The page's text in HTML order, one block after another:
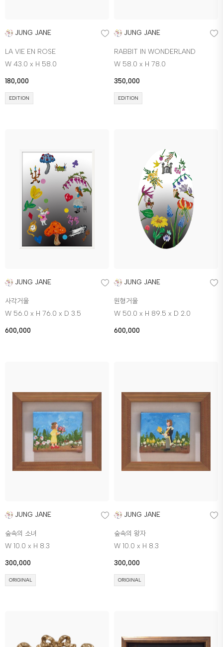
JUNG JANE
LA VIE EN ROSE
W 43.0 x H 58.0
180,000
EDITION
JUNG JANE
RABBIT IN WONDERLAND
W 58.0 x H 78.0
350,000
EDITION
JUNG JANE
사각거울
W 56.0 x H 76.0 x D 3.5
600,000
JUNG JANE
원형거울
W 50.0 x H 89.5 x D 2.0
600,000
JUNG JANE
숲속의 소녀
W 10.0 x H 8.3
300,000
ORIGINAL
JUNG JANE
숲속의 왕자
W 10.0 x H 8.3
300,000
ORIGINAL